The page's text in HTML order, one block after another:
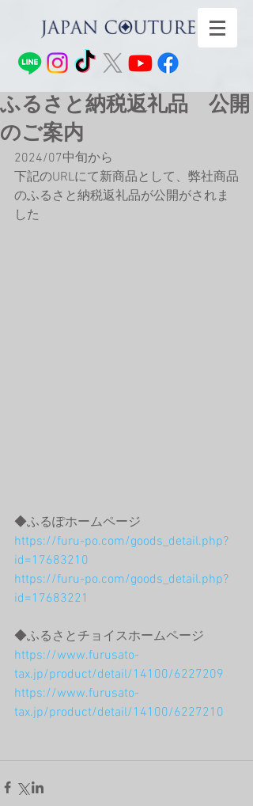
ふるさと納税返礼品 公開
のご案内
2024/07中旬から
下記のURLにて新商品として、弊社商品
のふるさと納税返礼品が公開がされま
した
◆ふるぽホームページ
https://furu-po.com/goods_detail.php?
id=17683210
https://furu-po.com/goods_detail.php?
id=17683221
◆ふるさとチョイスホームページ
https://www.furusato-
tax.jp/product/detail/14100/6227209
https://www.furusato-
tax.jp/product/detail/14100/6227210